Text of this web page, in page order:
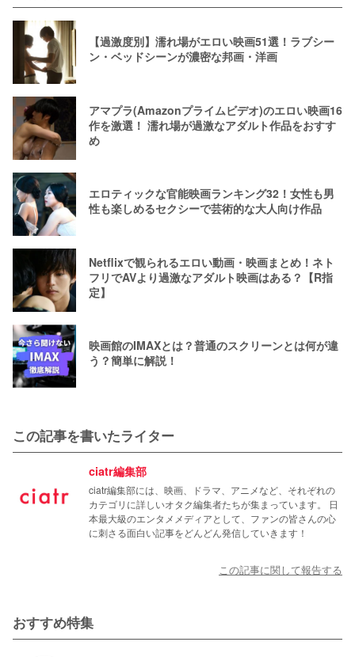
【過激度別】濡れ場がエロい映画51選！ラブシー
ン・ベッドシーンが濃密な邦画・洋画
アマプラ(Amazonプライムビデオ)のエロい映画16
作を激選！ 濡れ場が過激なアダルト作品をおすす
め
エロティックな官能映画ランキング32！女性も男
性も楽しめるセクシーで芸術的な大人向け作品
Netflixで観られるエロい動画・映画まとめ！ネト
フリでAVより過激なアダルト映画はある？【R指
定】
映画館のIMAXとは？普通のスクリーンとは何が違
う？簡単に解説！
この記事を書いたライター
ciatr編集部
ciatr編集部には、映画、ドラマ、アニメなど、それぞれの
カテゴリに詳しいオタク編集者たちが集まっています。 日
本最大級のエンタメメディアとして、ファンの皆さんの心
に刺さる面白い記事をどんどん発信していきます！
この記事に関して報告する
おすすめ特集